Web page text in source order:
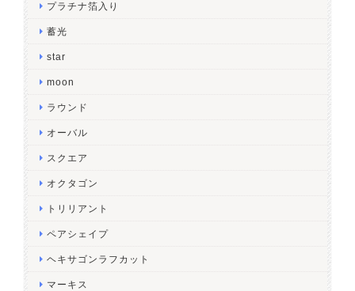
プラチナ箔入り
蓄光
star
moon
ラウンド
オーバル
スクエア
オクタゴン
トリリアント
ペアシェイプ
ヘキサゴンラフカット
マーキス